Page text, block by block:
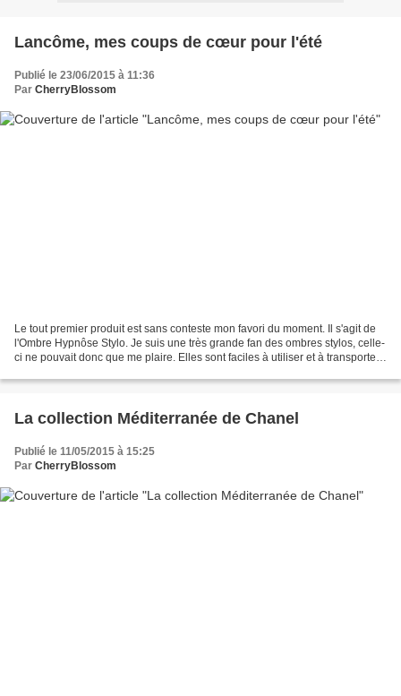
Lancôme, mes coups de cœur pour l'été
Publié le 23/06/2015 à 11:36
Par CherryBlossom
Le tout premier produit est sans conteste mon favori du moment. Il s'agit de
l'Ombre Hypnôse Stylo. Je suis une très grande fan des ombres stylos, celle-
ci ne pouvait donc que me plaire. Elles sont faciles à utiliser et à transporter.
La collection Méditerranée de Chanel
Publié le 11/05/2015 à 15:25
Par CherryBlossom